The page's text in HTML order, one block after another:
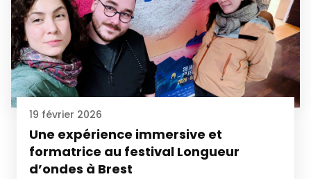
19 février 2026
Une expérience immersive et
formatrice au festival Longueur
d’ondes à Brest